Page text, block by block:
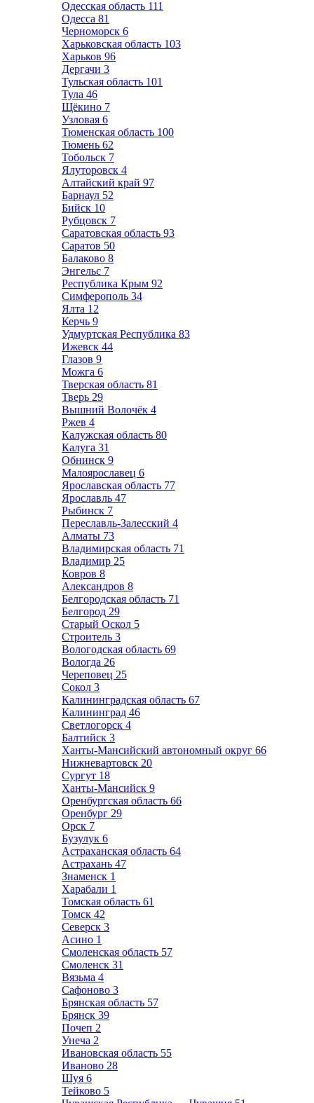
Одесская область 111
Одесса 81
Черноморск 6
Харьковская область 103
Харьков 96
Дергачи 3
Тульская область 101
Тула 46
Щёкино 7
Узловая 6
Тюменская область 100
Тюмень 62
Тобольск 7
Ялуторовск 4
Алтайский край 97
Барнаул 52
Бийск 10
Рубцовск 7
Саратовская область 93
Саратов 50
Балаково 8
Энгельс 7
Республика Крым 92
Симферополь 34
Ялта 12
Керчь 9
Удмуртская Республика 83
Ижевск 44
Глазов 9
Можга 6
Тверская область 81
Тверь 29
Вышний Волочёк 4
Ржев 4
Калужская область 80
Калуга 31
Обнинск 9
Малоярославец 6
Ярославская область 77
Ярославль 47
Рыбинск 7
Переславль-Залесский 4
Алматы 73
Владимирская область 71
Владимир 25
Ковров 8
Александров 8
Белгородская область 71
Белгород 29
Старый Оскол 5
Строитель 3
Вологодская область 69
Вологда 26
Череповец 25
Сокол 3
Калининградская область 67
Калининград 46
Светлогорск 4
Балтийск 3
Ханты-Мансийский автономный округ 66
Нижневартовск 20
Сургут 18
Ханты-Мансийск 9
Оренбургская область 66
Оренбург 29
Орск 7
Бузулук 6
Астраханская область 64
Астрахань 47
Знаменск 1
Харабали 1
Томская область 61
Томск 42
Северск 3
Асино 1
Смоленская область 57
Смоленск 31
Вязьма 4
Сафоново 3
Брянская область 57
Брянск 39
Почеп 2
Унеча 2
Ивановская область 55
Иваново 28
Шуя 6
Тейково 5